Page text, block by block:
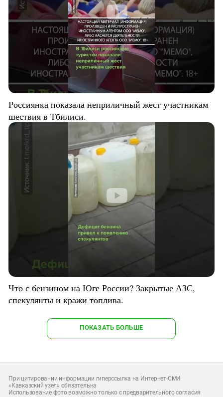
Россиянка показала неприличный жест участникам
шествия в Тбилиси.
Что с бензином на Юге России? Закрытые АЗС,
спекулянты и кражи топлива.
ПОКАЗАТЬ БОЛЬШЕ
При цитировании информации гиперссылка на Интернет-СМИ
«Кавказский узел» обязательна
Использование фото возможно только с предварительного согласия